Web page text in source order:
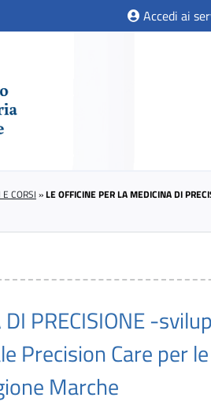
Accedi ai
CORSI »LE OFFICINE PER LA MEDICINA DI
PRECISIONE -
Precision Care per
Marche